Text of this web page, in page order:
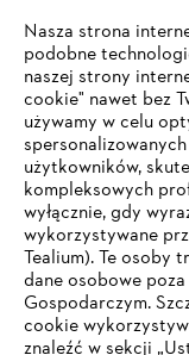
Firma
STIHL FAQ
Nasza strona
podobne
naszej strony
cookie" nawet bez
używamy w celu
użytkowników,
kompleksowych
wyłącznie, gdy
wykorzystywane
Tealium). Te osoby
dane osobowe
Gospodarczym.
cookie
znaleźć w sekcji